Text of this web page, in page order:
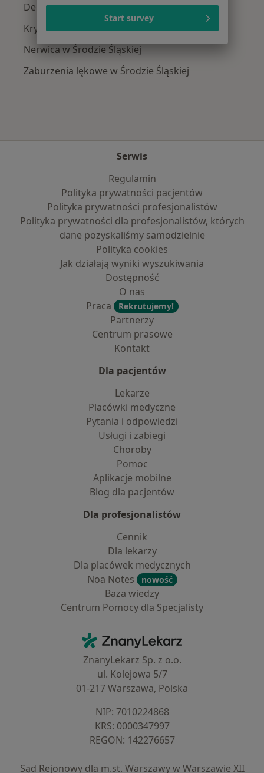
Depresja w Środzie Śląskiej
Kryzys emocjonalny w Środzie Śląskiej
Nerwica w Środzie Śląskiej
Zaburzenia lękowe w Środzie Śląskiej
Serwis
Regulamin
Polityka prywatności pacjentów
Polityka prywatności profesjonalistów
Polityka prywatności dla profesjonalistów, których
dane pozyskaliśmy samodzielnie
Polityka cookies
Jak działają wyniki wyszukiwania
Dostępność
O nas
Praca
Rekrutujemy!
Partnerzy
Centrum prasowe
Kontakt
Dla pacjentów
Lekarze
Placówki medyczne
Pytania i odpowiedzi
Usługi i zabiegi
Choroby
Pomoc
Aplikacje mobilne
Blog dla pacjentów
Dla profesjonalistów
Cennik
Dla lekarzy
Dla placówek medycznych
Noa Notes
nowość
Baza wiedzy
Centrum Pomocy dla Specjalisty
ZnanyLekarz - Strona główna
ZnanyLekarz Sp. z o.o.
ul. Kolejowa 5/7
01-217 Warszawa, Polska
NIP: ⁠7010224868
KRS: ⁠0000347997
REGON: ⁠142276657
Sąd Rejonowy dla m.st. Warszawy w Warszawie XII
Start survey